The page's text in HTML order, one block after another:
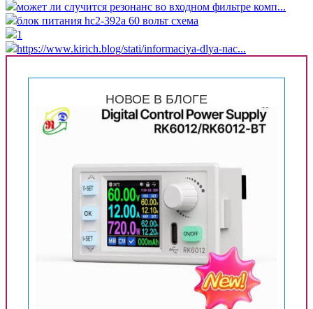
может ли случится резонанс во входном фильтре комп...
блок питания hc2-392a 60 вольт схема
1
https://www.kirich.blog/stati/informaciya-dlya-nac...
НОВОЕ В БЛОГЕ